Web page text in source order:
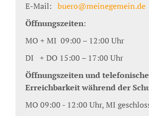
E-Mail: buero@meinegemein.de
Öffnungszeiten:
MO + MI 09:00 – 12:00 Uhr
DI + DO 15:00 – 17:00 Uhr
Öffnungszeiten und telefonische
Erreichbarkeit während der
MO 09:00 - 12:00 Uhr, MI